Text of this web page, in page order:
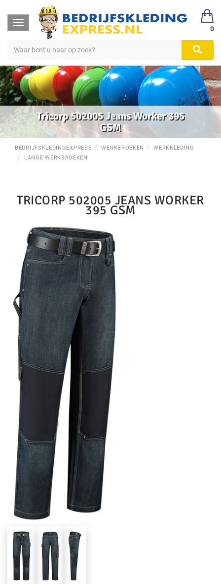
Toggle
navigation
0
Tricorp 502005 Jeans Worker 395
GSM
BEDRIJFSKLEDINGEXPRESS WERKBROEKEN
WERKKLEDING
LANGE WERKBROEKEN
TRICORP 502005 JEANS WORKER
395 GSM